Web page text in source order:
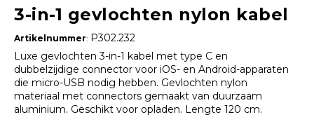
3-in-1 gevlochten nylon kabel
Artikelnummer: P302.232
Luxe gevlochten 3-in-1 kabel met type C en
dubbelzijdige connector voor iOS- en Android-apparaten
die micro-USB nodig hebben. Gevlochten nylon
materiaal met connectors gemaakt van duurzaam
aluminium. Geschikt voor opladen. Lengte 120 cm.